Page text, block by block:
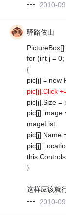
2010-
驿路依山
for (int j = 0;
{
pic[j] = new
pic[j].Click
pic[j].Size =
pic[j].Image
mageList
pic[j].Name
}
这样应该就
2010-